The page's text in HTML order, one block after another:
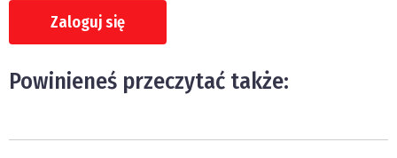
Powinieneś przeczytać także: